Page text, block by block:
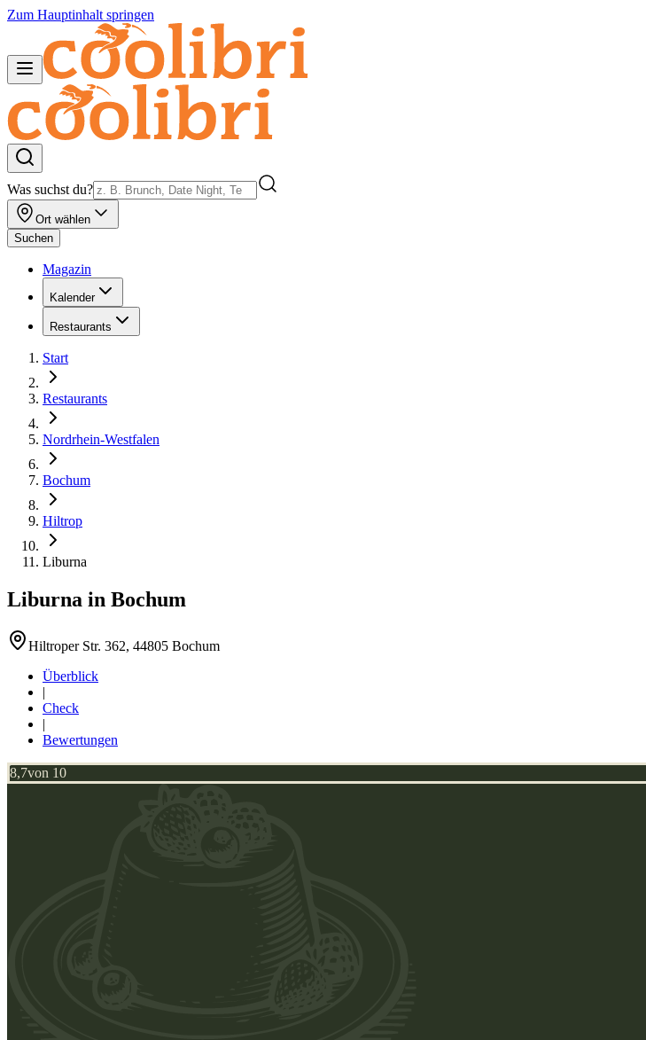
Zum Hauptinhalt springen
Was suchst du?
Ort wählen
Suchen
Magazin
Kalender
Restaurants
Start
Restaurants
Nordrhein-Westfalen
Bochum
Hiltrop
Liburna
Liburna in Bochum
Hiltroper Str. 362, 44805 Bochum
Überblick
|
Check
|
Bewertungen
8,7von 10